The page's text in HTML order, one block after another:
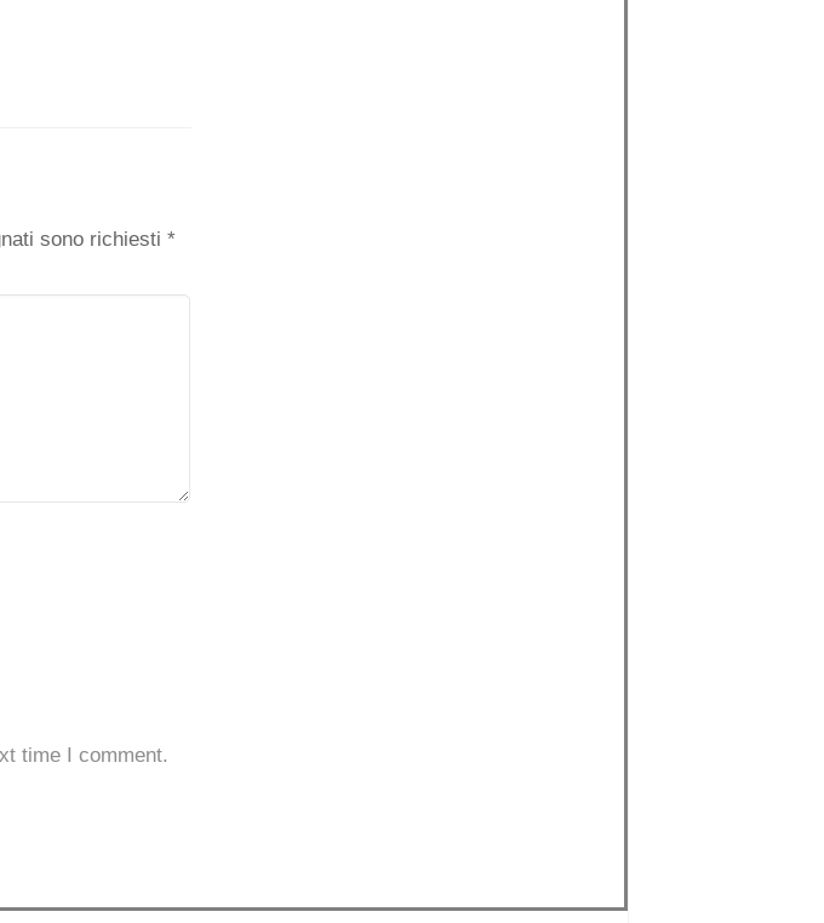
sono richiesti *
time I comment.